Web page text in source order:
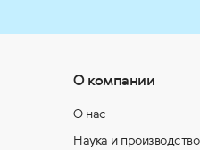
О компании
О нас
Наука и производство